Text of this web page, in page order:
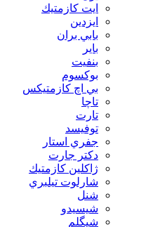
ايت كازمتيك
ايزدين
بابي بران
بایر
بنفيت
بوكسوم
بي اچ كازمتيكس
تاچا
تارت
توفيسد
جفري استار
دكتر جارت
ژاكلين كازمتيك
شارلوت تيلبري
شنل
شيسيدو
شیگلم